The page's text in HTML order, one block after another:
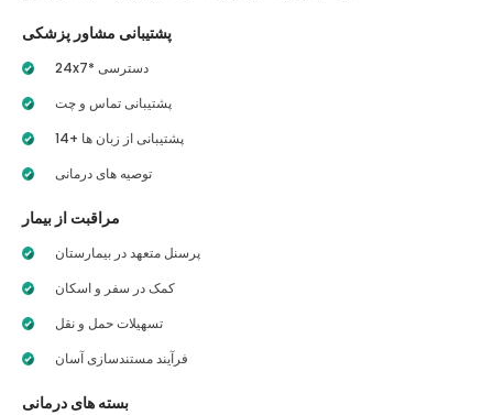
پشتیبانی مشاور پزشکی
24x7* دسترسی
پشتیبانی تماس و چت
14+ پشتیبانی از زبان ها
توصیه های درمانی
مراقبت از بیمار
پرسنل متعهد در بیمارستان
کمک در سفر و اسکان
تسهیلات حمل و نقل
فرآیند مستندسازی آسان
بسته های درمانی